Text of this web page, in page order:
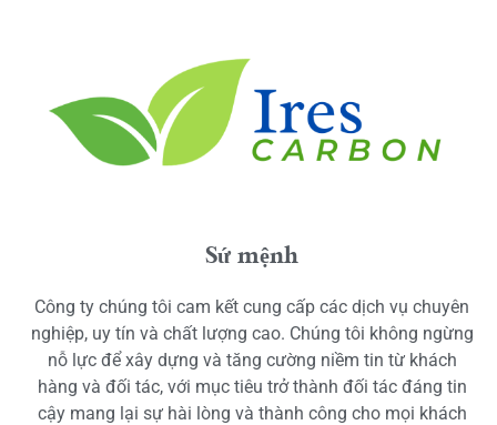
Sứ mệnh
Công ty chúng tôi cam kết cung cấp các dịch vụ chuyên
nghiệp, uy tín và chất lượng cao. Chúng tôi không ngừng
nỗ lực để xây dựng và tăng cường niềm tin từ khách
hàng và đối tác, với mục tiêu trở thành đối tác đáng tin
cậy mang lại sự hài lòng và thành công cho mọi khách